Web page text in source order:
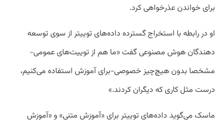
برای خواندن عذرخواهی کرد.
او در رابطه با استخراج گسترده داده‌های توییتر از سوی توسعه
دهندگان هوش مصنوعی گفت «ما هم از توییت‌های عمومی-
مشخصا بدون هیچ‌چیز خصوصی-برای آموزش استفاده می‌کنیم،
درست مثل کاری که دیگران کردند.»
ماسک می‌گوید داده‌های توییتر برای «آموزش متنی» و «آموزش